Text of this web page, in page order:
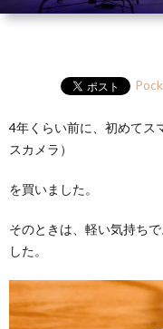
4年くらい前に、初めてス
スカメラ）
を買いました。
そのときは、軽い気持ち
した。